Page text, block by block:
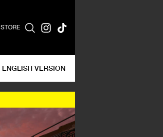
STORE
ENGLISH VERSION